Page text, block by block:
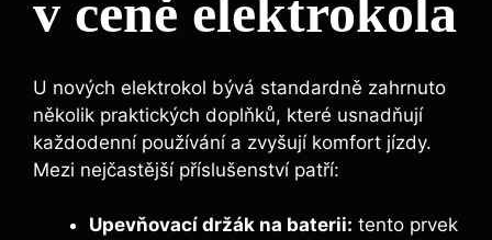
v ceně elektrokola
U nových elektrokol bývá standardně zahrnuto
několik praktických doplňků, které usnadňují
každodenní používání a zvyšují komfort jízdy.
Mezi nejčastější příslušenství patří:
Upevňovací držák na baterii: tento prvek